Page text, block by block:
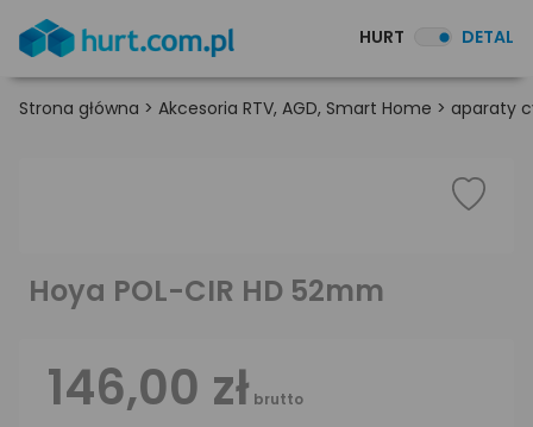
HURT DETAL
Strona główna > Akcesoria RTV, AGD, Smart Home > aparaty
Hoya POL-CIR HD 52mm
146,00 zł brutto